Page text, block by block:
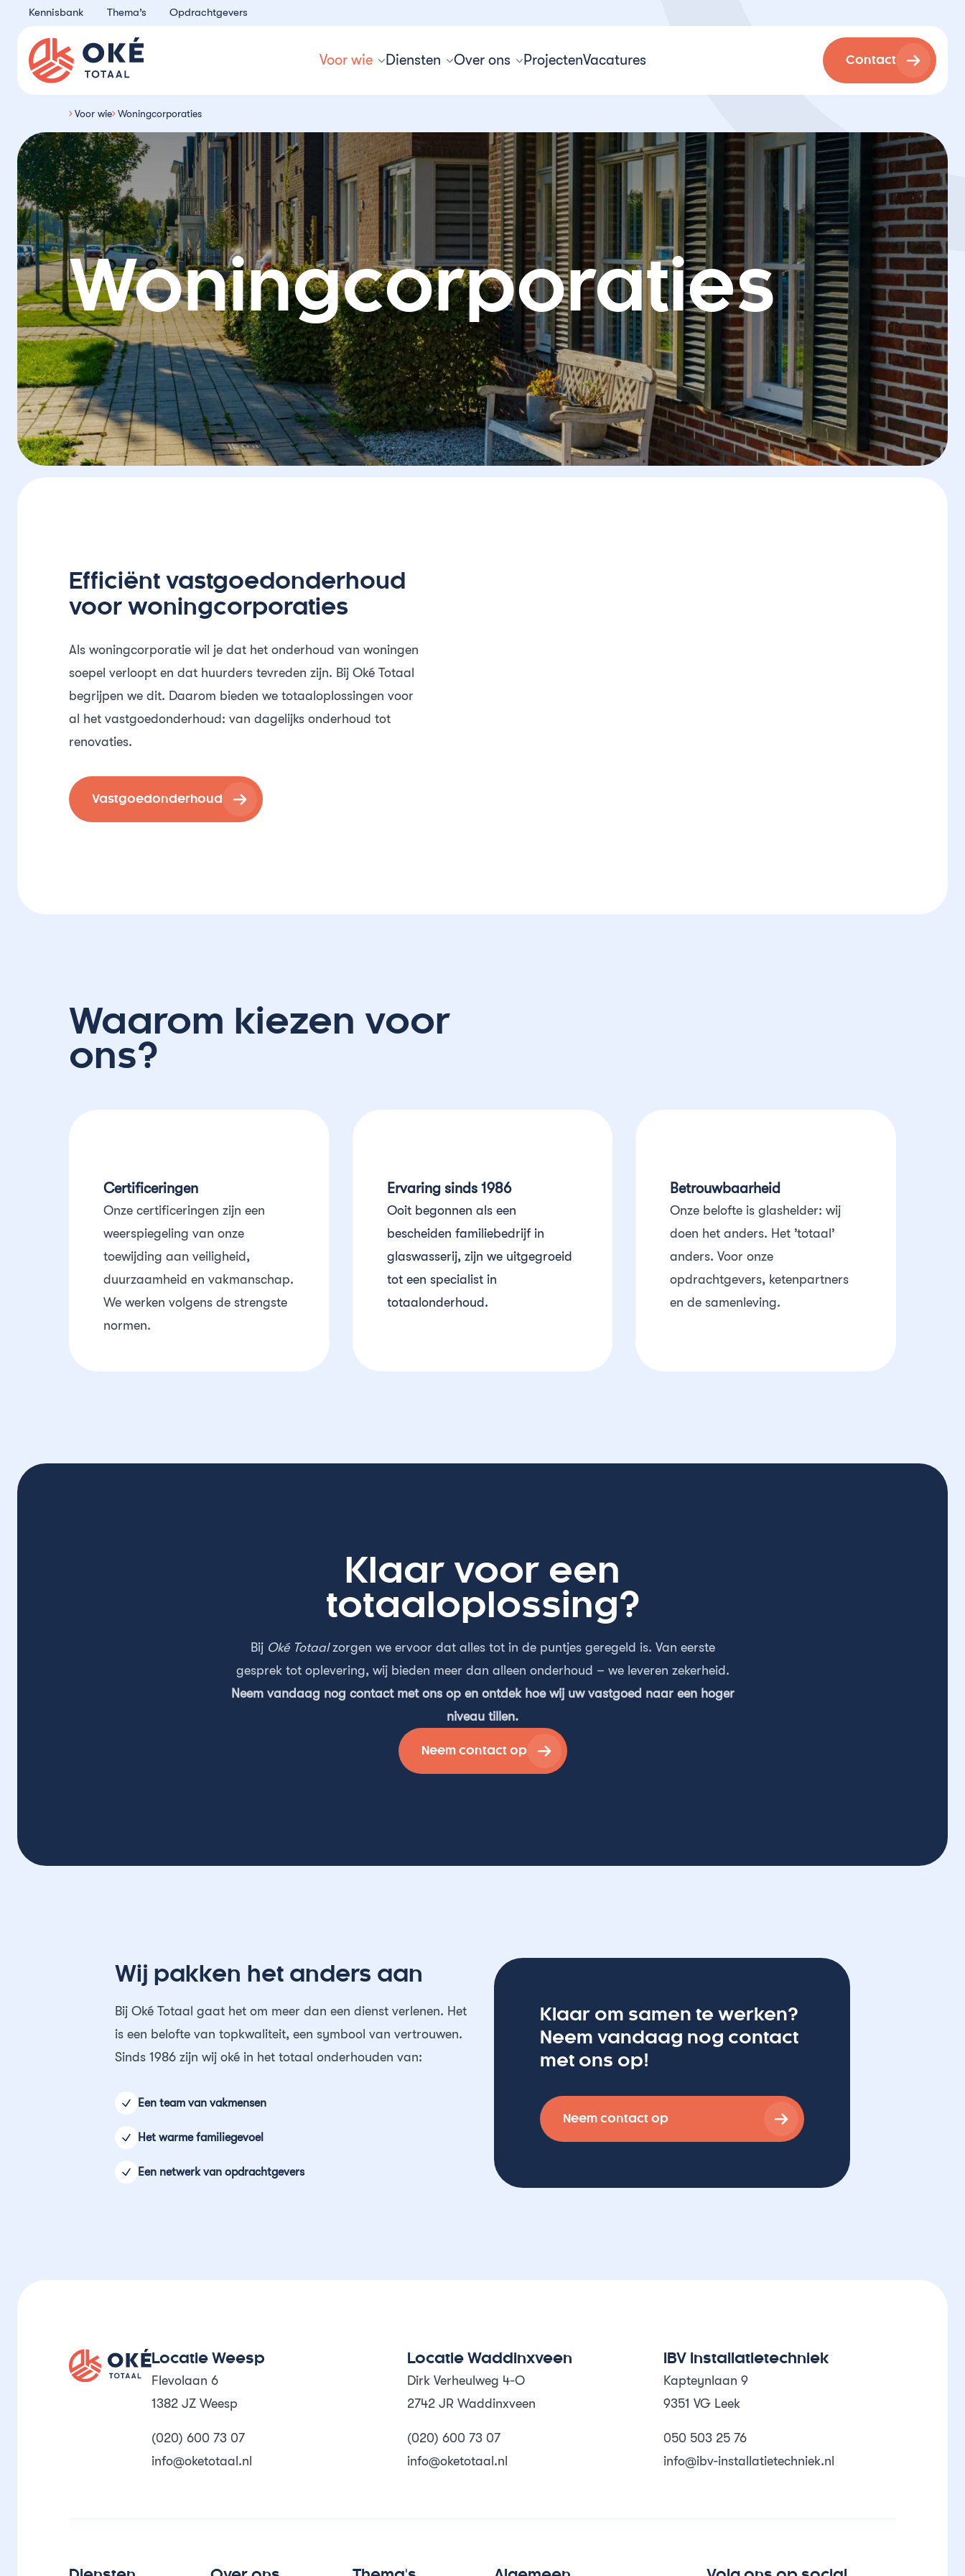
Ga naar de inhoud
Kennisbank Thema’s Opdrachtgevers
Oké Totaal
Voor wie Diensten Over ons ProjectenVacatures Contact
Voor wie Woningcorporaties
Woningcorporaties
Efficiënt vastgoedonderhoud
voor woningcorporaties
Als woningcorporatie wil je dat het onderhoud van woningen
soepel verloopt en dat huurders tevreden zijn. Bij Oké Totaal
begrijpen we dit. Daarom bieden we totaaloplossingen voor
al het vastgoedonderhoud: van dagelijks onderhoud tot
renovaties.
Vastgoedonderhoud
Waarom kiezen voor
ons?
Certificeringen
Onze certificeringen zijn een
weerspiegeling van onze
toewijding aan veiligheid,
duurzaamheid en vakmanschap.
We werken volgens de strengste
normen.
Ervaring sinds 1986
Ooit begonnen als een
bescheiden familiebedrijf in
glaswasserij, zijn we uitgegroeid
tot een specialist in
totaalonderhoud.
Betrouwbaarheid
Onze belofte is glashelder: wij
doen het anders. Het ’totaal’
anders. Voor onze
opdrachtgevers, ketenpartners
en de samenleving.
Klaar voor een
totaaloplossing?
Bij Oké Totaalzorgen we ervoor dat alles tot in de puntjes geregeld is. Van eerste
gesprek tot oplevering, wij bieden meer dan alleen onderhoud – we leveren zekerheid.
Neem vandaag nog contact met ons op en ontdek hoe wij uw vastgoed naar een hoger
niveau tillen.
Neem contact op
Wij pakken het anders aan
Bij Oké Totaal gaat het om meer dan een dienst verlenen. Het
is een belofte van topkwaliteit, een symbool van vertrouwen.
Sinds 1986 zijn wij oké in het totaal onderhouden van:
Een team van vakmensen
Het warme familiegevoel
Een netwerk van opdrachtgevers
Klaar om samen te werken?
Neem vandaag nog contact
met ons op!
Neem contact op
Oké Totaal
Locatie Weesp
Flevolaan 6
1382 JZ Weesp
(020) 600 73 07
info@oketotaal.nl
Locatie Waddinxveen
Dirk Verheulweg 4-O
2742 JR Waddinxveen
(020) 600 73 07
info@oketotaal.nl
IBV Installatietechniek
Kapteynlaan 9
9351 VG Leek
050 503 25 76
info@ibv-installatietechniek.nl